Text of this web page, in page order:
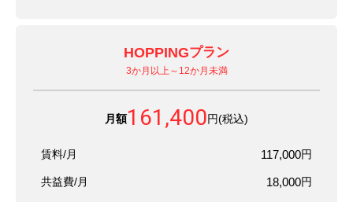
HOPPINGプラン
3か月以上～12か月未満
月額161,400円(税込)
賃料/月 117,000円
共益費/月 18,000円